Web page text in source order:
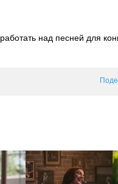
над песней для
и поет песню, после